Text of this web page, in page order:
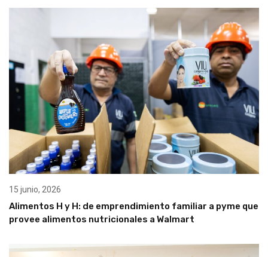
15 junio, 2026
Alimentos H y H: de emprendimiento familiar a pyme que
provee alimentos nutricionales a Walmart